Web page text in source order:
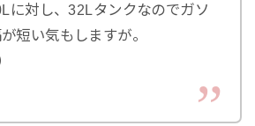
に対し、32Lタンクなのでガソ
短い気もしますが。